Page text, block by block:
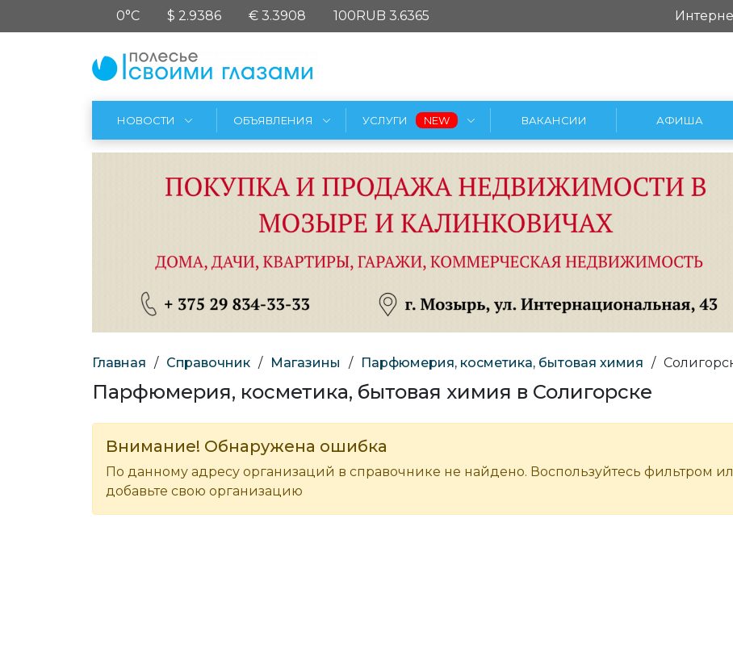
0°C $ 2.9386 € 3.3908 100RUB 3.6365
НОВОСТИ ОБЪЯВЛЕНИЯ УСЛУГИ ВАКАНСИИ АФИША
Главная / Справочник / Магазины / Парфюмерия, косметика, бытовая химия /
Парфюмерия, косметика, бытовая химия в Солигорске
Внимание! Обнаружена ошибка
По данному адресу организаций в справочнике не найдено. Воспользуйтесь фильтром
добавьте свою организацию